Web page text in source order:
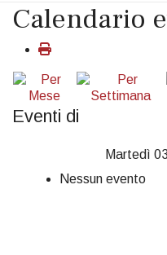
Calendario
Eventi di
Martedì
Nessun evento